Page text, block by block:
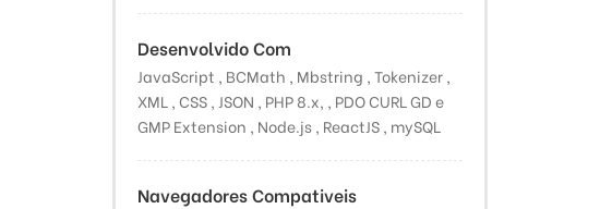
Desenvolvido Com
JavaScript , BCMath , Mbstring , Tokenizer ,
XML , CSS , JSON , PHP 8.x, , PDO CURL GD e
GMP Extension , Node.js , ReactJS , mySQL
Navegadores Compativeis